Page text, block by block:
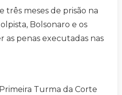
três meses de prisão na
Bolsonaro e os
as penas executadas nas
Turma da Corte